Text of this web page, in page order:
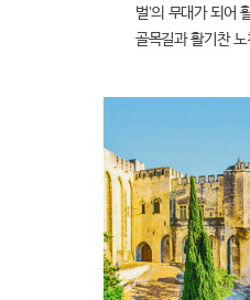
벌'의 무대가 되어
골목길과 활기찬